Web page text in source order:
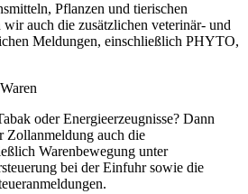
Pflanzen und tierischen
wir auch die zusätzlichen veterinär- und
Meldungen, einschließlich PHYTO,
oder Energieerzeugnisse? Dann
Zollanmeldung auch die
Warenbewegung unter
bei der Einfuhr sowie die